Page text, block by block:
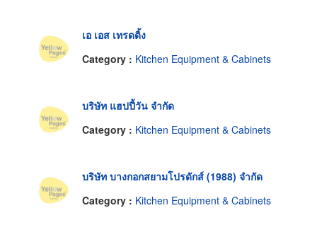
เอ เอส เทรดดิ้ง
Category : Kitchen Equipment & Cabinets
บริษัท แฮปปี้วัน จำกัด
Category : Kitchen Equipment & Cabinets
บริษัท บางกอกสยามโปรดักส์ (1988) จำกัด
Category : Kitchen Equipment & Cabinets